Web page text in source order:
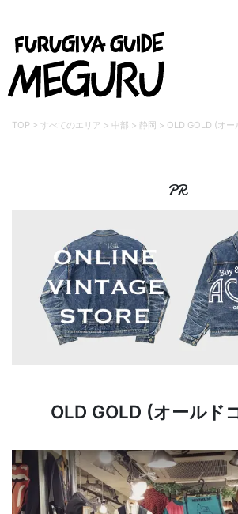
TOP > すべてのエリア > 中部 > 静岡 > OLD GOLD (オー
PR
OLD GOLD (オールド